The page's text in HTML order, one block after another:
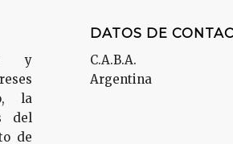
y
la
del
de
DATOS DE
C.A.B.A.
Argentina